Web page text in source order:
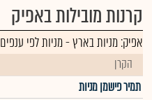
קרנות מובילות באפיק
אפיק:מניות בארץ-מניות לפי ענפים
הקרן
תמיר פישמן מניות